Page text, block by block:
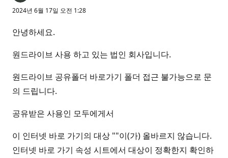
2024년 6월 17일 오전 1:28
안녕하세요.
원드라이브 사용 하고 있는 법인 회사입니다.
원드라이브 공유폴더 바로가기 폴더 접근 불가능으로 문
의 드립니다.
공유받은 사용인 모두에게서
이 인터넷 바로 가기의 대상 ""이(가) 올바르지 않습니다.
인터넷 바로 가기 속성 시트에서 대상이 정확한지 확인하